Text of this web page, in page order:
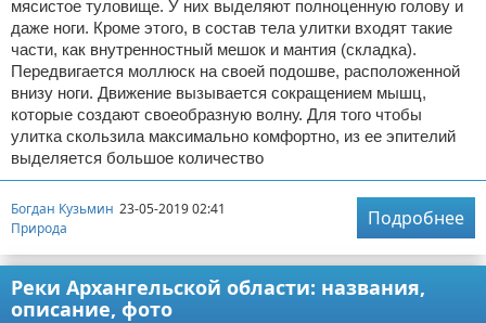
мясистое туловище. У них выделяют полноценную голову и
даже ноги. Кроме этого, в состав тела улитки входят такие
части, как внутренностный мешок и мантия (складка).
Передвигается моллюск на своей подошве, расположенной
внизу ноги. Движение вызывается сокращением мышц,
которые создают своеобразную волну. Для того чтобы
улитка скользила максимально комфортно, из ее эпителий
выделяется большое количество
Богдан Кузьмин 23-05-2019 02:41
Природа
Подробнее
Реки Архангельской области: названия,
описание, фото